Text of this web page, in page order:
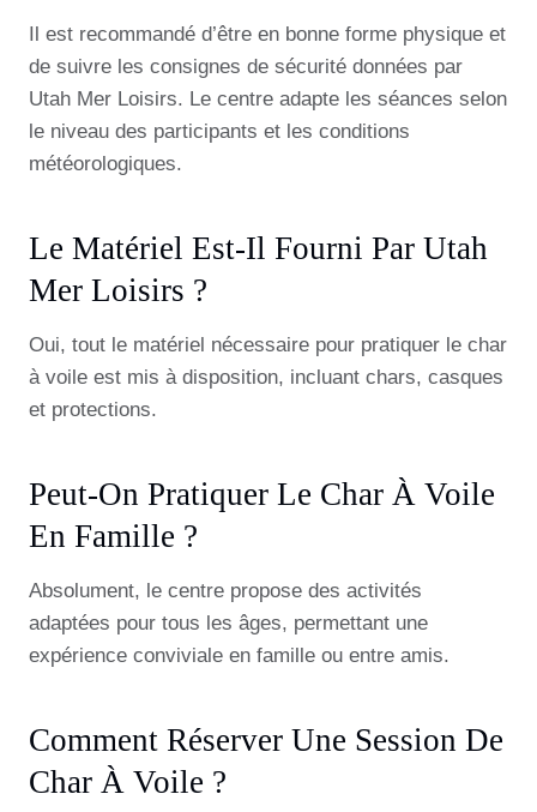
Il est recommandé d’être en bonne forme physique et
de suivre les consignes de sécurité données par
Utah Mer Loisirs. Le centre adapte les séances selon
le niveau des participants et les conditions
météorologiques.
Le Matériel Est-Il Fourni Par Utah
Mer Loisirs ?
Oui, tout le matériel nécessaire pour pratiquer le char
à voile est mis à disposition, incluant chars, casques
et protections.
Peut-On Pratiquer Le Char À Voile
En Famille ?
Absolument, le centre propose des activités
adaptées pour tous les âges, permettant une
expérience conviviale en famille ou entre amis.
Comment Réserver Une Session De
Char À Voile ?